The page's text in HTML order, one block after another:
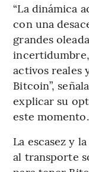
“La dinámica
con una
grandes
activos reales
Bitcoin”,
explicar su
este momento.
La escasez y
al transporte